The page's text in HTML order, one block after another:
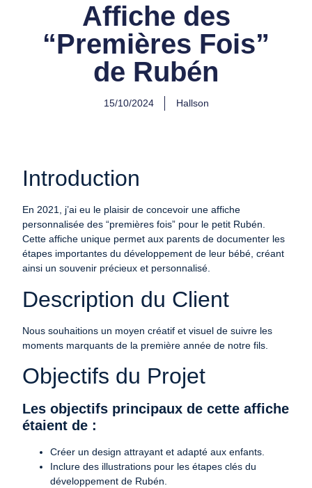
Affiche des
“Premières Fois”
de Rubén
15/10/2024 Hallson
Introduction
En 2021, j’ai eu le plaisir de concevoir une affiche
personnalisée des “premières fois” pour le petit Rubén.
Cette affiche unique permet aux parents de documenter les
étapes importantes du développement de leur bébé, créant
ainsi un souvenir précieux et personnalisé.
Description du Client
Nous souhaitions un moyen créatif et visuel de suivre les
moments marquants de la première année de notre fils.
Objectifs du Projet
Les objectifs principaux de cette affiche
étaient de :
Créer un design attrayant et adapté aux enfants.
Inclure des illustrations pour les étapes clés du
développement de Rubén.